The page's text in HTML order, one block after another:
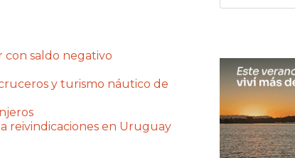
con saldo negativo
y turismo náutico de
reivindicaciones en Uruguay